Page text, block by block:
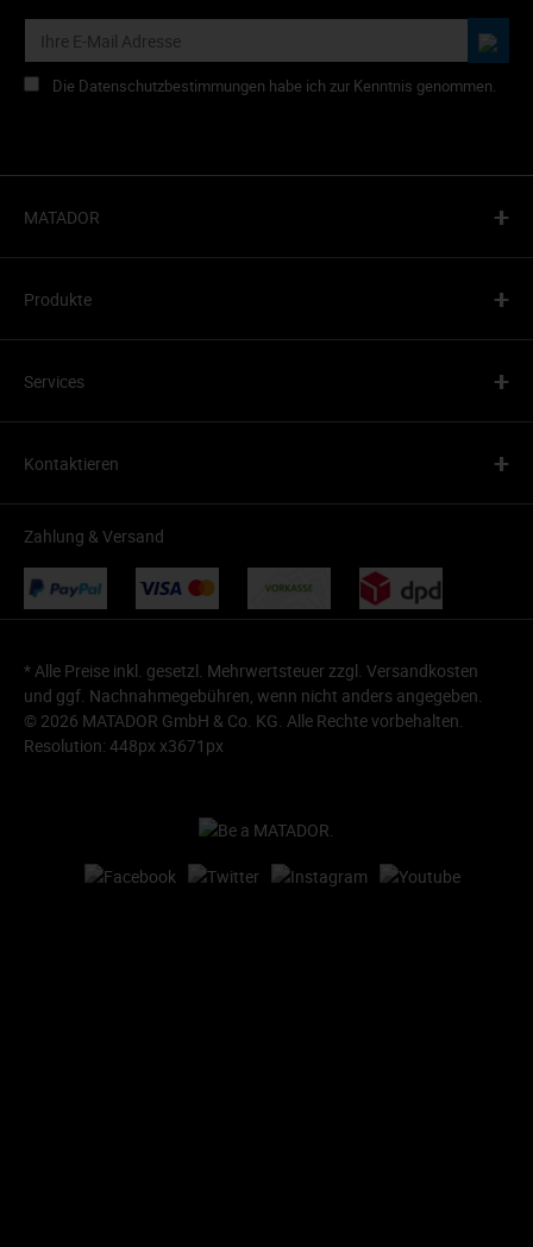
Die Datenschutzbestimmungen habe ich zur Kenntnis genommen.
MATADOR +
Produkte +
Services +
Kontaktieren +
Zahlung & Versand
* Alle Preise inkl. gesetzl. Mehrwertsteuer zzgl. Versandkosten
und ggf. Nachnahmegebühren, wenn nicht anders angegeben.
© 2026 MATADOR GmbH & Co. KG. Alle Rechte vorbehalten.
Resolution: 448px x3671px